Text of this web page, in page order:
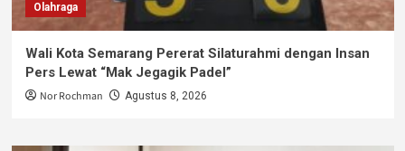
Olahraga
Wali Kota Semarang Pererat Silaturahmi dengan Insan
Pers Lewat “Mak Jegagik Padel”
Nor Rochman Agustus 8, 2026